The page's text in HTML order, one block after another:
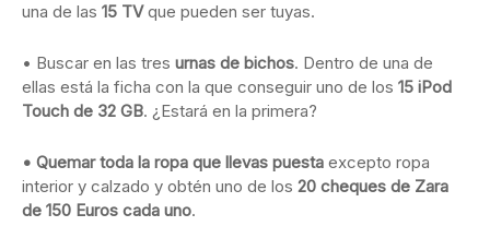
una de las 15 TVque pueden ser tuyas.
• Buscar en las tres urnas de bichos. Dentro de una de
ellas está la ficha con la que conseguir uno de los 15 iPod
Touch de 32 GB. ¿Estará en la primera?
• Quemar toda la ropa que llevas puesta excepto ropa
interior y calzado y obtén uno de los 20 cheques de Zara
de 150 Euros cada uno.